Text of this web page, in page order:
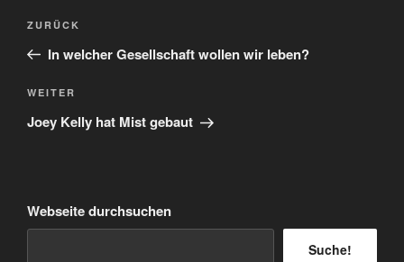
Beitragsnavigation
Vorheriger
Beitrag
ZURÜCK
In welcher Gesellschaft wollen wir leben?
Nächster
Beitrag
WEITER
Joey Kelly hat Mist gebaut
Webseite durchsuchen
Suche!